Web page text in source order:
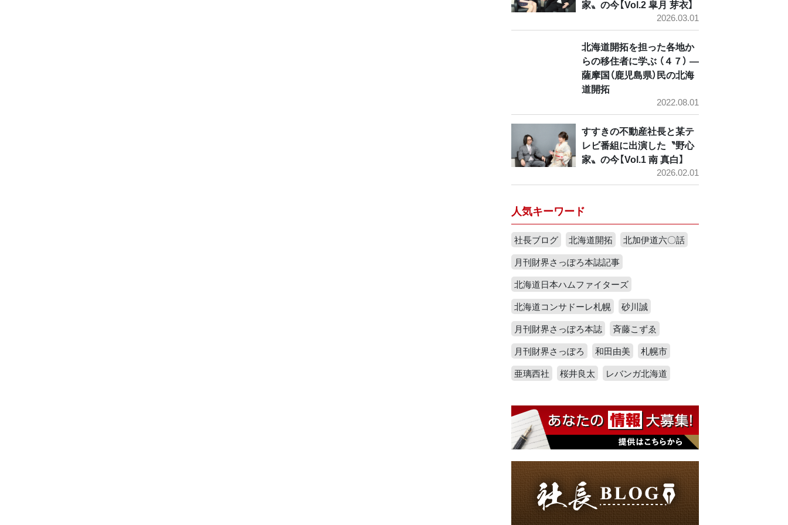
家〟の今【Vol.2 皐月 芽衣】
2026.03.01
北海道開拓を担った各地か
らの移住者に学ぶ （４７） ―
薩摩国（鹿児島県）民の北海
道開拓
2022.08.01
すすきの不動産社長と某テ
レビ番組に出演した〝野心
家〟の今【Vol.1 南 真白】
2026.02.01
人気キーワード
社長ブログ 北海道開拓
北加伊道六〇話
月刊財界さっぽろ本誌記事
北海道日本ハムファイターズ
北海道コンサドーレ札幌
砂川誠
月刊財界さっぽろ本誌
斉藤こずゑ
月刊財界さっぽろ
和田由美
札幌市
亜璃西社
桜井良太 レバンガ北海道